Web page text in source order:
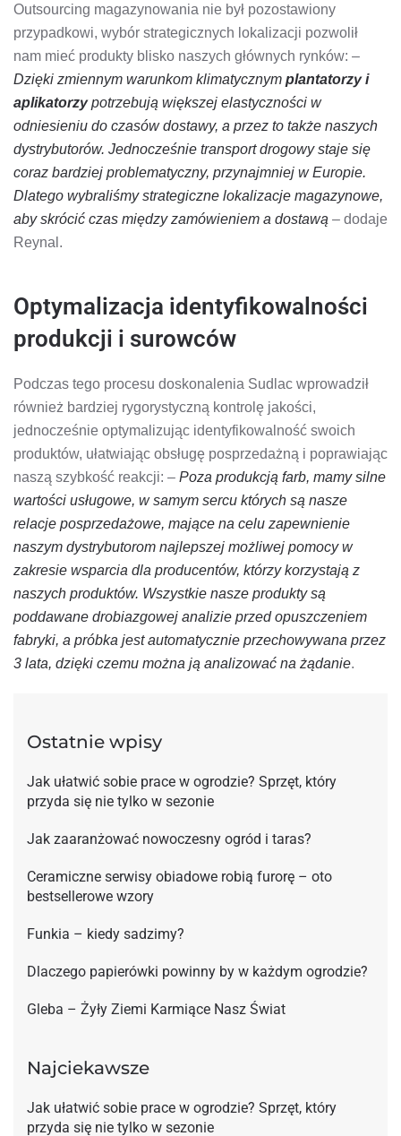
Outsourcing magazynowania nie był pozostawiony
przypadkowi, wybór strategicznych lokalizacji pozwolił
nam mieć produkty blisko naszych głównych rynków: –
Dzięki zmiennym warunkom klimatycznym plantatorzy i
aplikatorzypotrzebują większej elastyczności w
odniesieniu do czasów dostawy, a przez to także naszych
dystrybutorów. Jednocześnie transport drogowy staje się
coraz bardziej problematyczny, przynajmniej w Europie.
Dlatego wybraliśmy strategiczne lokalizacje magazynowe,
aby skrócić czas między zamówieniem a dostawą – dodaje
Reynal.
Optymalizacja identyfikowalności
produkcji i surowców
Podczas tego procesu doskonalenia Sudlac wprowadził
również bardziej rygorystyczną kontrolę jakości,
jednocześnie optymalizując identyfikowalność swoich
produktów, ułatwiając obsługę posprzedażną i poprawiając
naszą szybkość reakcji: – Poza produkcją farb, mamy silne
wartości usługowe, w samym sercu których są nasze
relacje posprzedażowe, mające na celu zapewnienie
naszym dystrybutorom najlepszej możliwej pomocy w
zakresie wsparcia dla producentów, którzy korzystają z
naszych produktów. Wszystkie nasze produkty są
poddawane drobiazgowej analizie przed opuszczeniem
fabryki, a próbka jest automatycznie przechowywana przez
3 lata, dzięki czemu można ją analizować na żądanie.
Ostatnie wpisy
Jak ułatwić sobie prace w ogrodzie? Sprzęt, który
przyda się nie tylko w sezonie
Jak zaaranżować nowoczesny ogród i taras?
Ceramiczne serwisy obiadowe robią furorę – oto
bestsellerowe wzory
Funkia – kiedy sadzimy?
Dlaczego papierówki powinny by w każdym ogrodzie?
Gleba – Żyły Ziemi Karmiące Nasz Świat
Najciekawsze
Jak ułatwić sobie prace w ogrodzie? Sprzęt, który
przyda się nie tylko w sezonie